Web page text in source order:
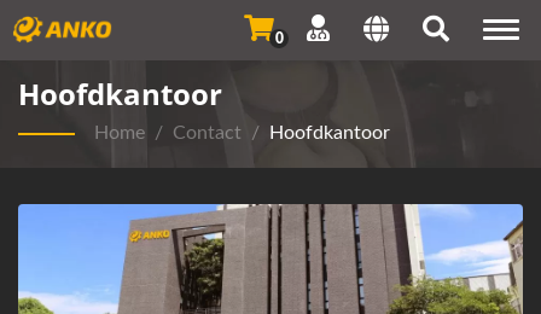
0
Hoofdkantoor
Home / Contact / Hoofdkantoor